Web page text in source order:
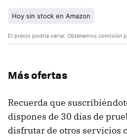
Hoy sin stock en Amazon
El precio podría variar. Obtenemos comisión
Más ofertas
Recuerda que
dispones de 30 días de
disfrutar de otros servicios